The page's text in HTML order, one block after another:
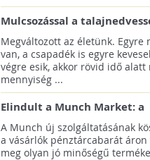
Mulcsozással a
megtartásáért
Megváltozott az életünk. Egyre
van, a csapadék is egyre
végre esik, akkor rövid idő alatt
mennyiség ...
Elindult a Munch Market: a
pazarláscsökkentő piactér
A Munch új szolgáltatásának
a vásárlók pénztárcabarát áron
meg olyan jó minőségű